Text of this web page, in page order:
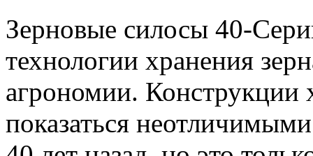
Зерновые силосы 40-
технологии хранения
агрономии. Конструкции
показаться